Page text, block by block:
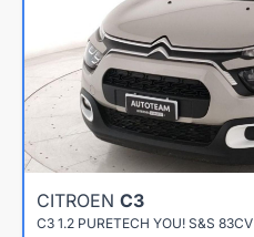
CITROEN C3
C3 1.2 PURETECH YOU! S&S 83CV